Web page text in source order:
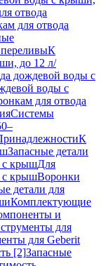
отвода
для отвода
К
до 12 л/
дождевой воды с
воды с
для отвода
Системы
К
Запасные детали
с крышДля
с крышВоронки
детали для
Комплектующие
и
для
для Geberit
[2]Запасные